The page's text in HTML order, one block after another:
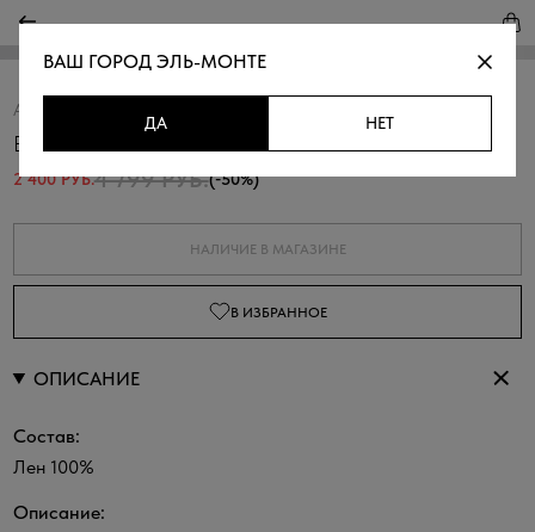
Артикул:
Блузка изо льна
2 400 РУБ.4 799 РУБ.(-50%)
НАЛИЧИЕ В МАГАЗИНЕ
В ИЗБРАННОЕ
ОПИСАНИЕ
Состав:
Лен 100%
Описание:
ВАШ ГОРОДЭЛЬ-МОНТЕ
ДА НЕТ